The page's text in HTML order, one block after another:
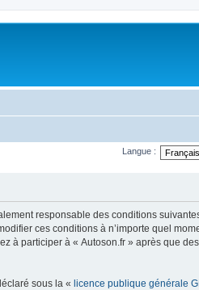
Langue :
responsable des conditions
ces conditions à n’importe quel
à participer à « Autoson.fr » après que
sous la « licence publique générale